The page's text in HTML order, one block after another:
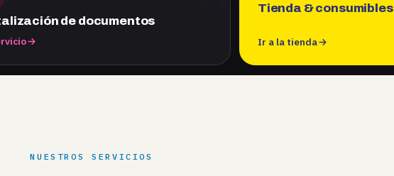
de documentos
Tienda & consumibles
Ir a la tienda
NUESTROS SERVICIOS